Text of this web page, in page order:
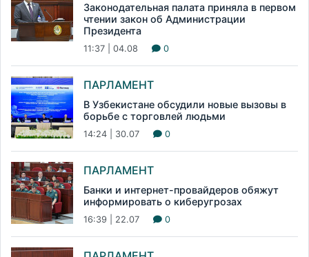
Законодательная палата приняла в первом
чтении закон об Администрации
Президента
11:37 | 04.08 0
ПАРЛАМЕНТ
В Узбекистане обсудили новые вызовы в
борьбе с торговлей людьми
14:24 | 30.07 0
ПАРЛАМЕНТ
Банки и интернет-провайдеров обяжут
информировать о киберугрозах
16:39 | 22.07 0